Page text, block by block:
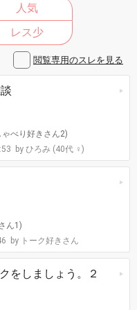
人気
レス少
閲覧専用のスレを見る
べり好きさん2)
ひろみ (40代 ♀)
ん1)
トーク好きさん
をしましょう。２